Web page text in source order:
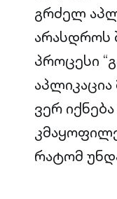
გრძელ
არასდროს
პროცესი
ვერ
რატომ